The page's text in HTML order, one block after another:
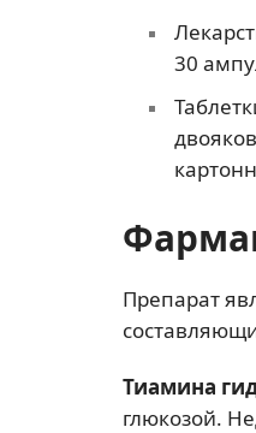
30
Препарат
Тиамина
глюкозой.